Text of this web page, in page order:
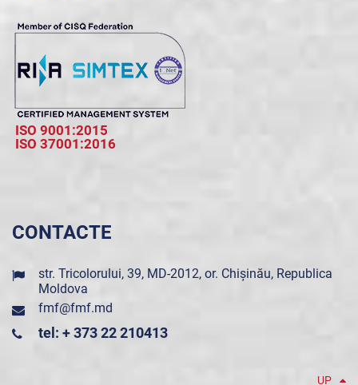
ISO 9001:2015
ISO 37001:2016
CONTACTE
str. Tricolorului, 39, MD-2012, or. Chișinău, Republica
Moldova
fmf@fmf.md
tel: + 373 22 210413
UP